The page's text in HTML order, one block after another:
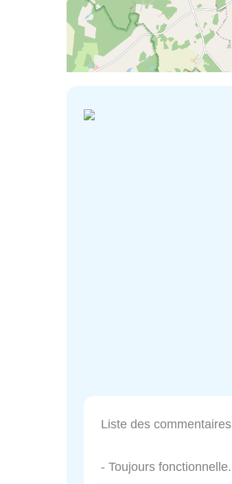
Liste des commentaires
- Toujours fonctionnelle.